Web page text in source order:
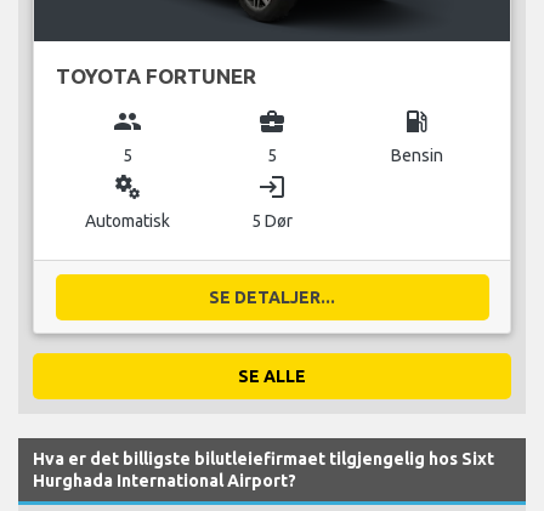
TOYOTA FORTUNER
group
5
business_center
5
local_gas_station
Bensin
miscellaneous_services
Automatisk
login
5 Dør
SE DETALJER...
SE ALLE
Hva er det billigste bilutleiefirmaet tilgjengelig hos Sixt
Hurghada International Airport?